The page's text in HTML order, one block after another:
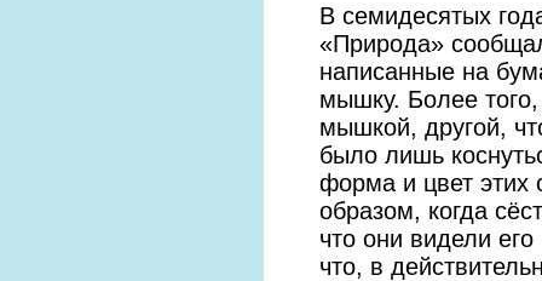
В семидесятых
«Природа»
написанные на
мышку. Более
мышкой, другой,
было лишь
форма и цвет этих
образом, когда
что они видели
что, в